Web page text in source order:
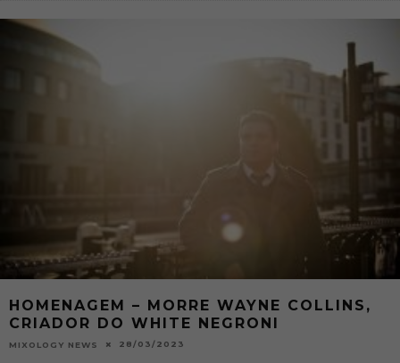
HOMENAGEM – MORRE WAYNE COLLINS,
CRIADOR DO WHITE NEGRONI
MIXOLOGY NEWS 28/03/2023